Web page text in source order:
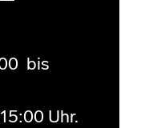
bis
Uhr.